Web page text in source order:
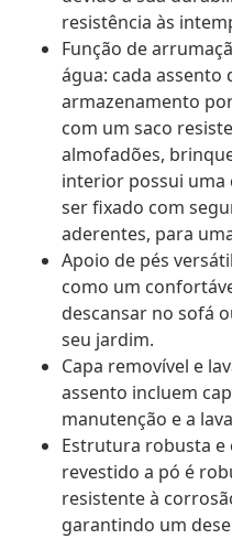
resistência às
Função de
água: cada assento
armazenamento
com um saco
almofadões,
interior possui
ser fixado com
aderentes, para
Apoio de pés
como um
descansar no sofá
seu jardim.
Capa removível e
assento incluem
manutenção e a
Estrutura robusta e
revestido a pó é
resistente à
garantindo um